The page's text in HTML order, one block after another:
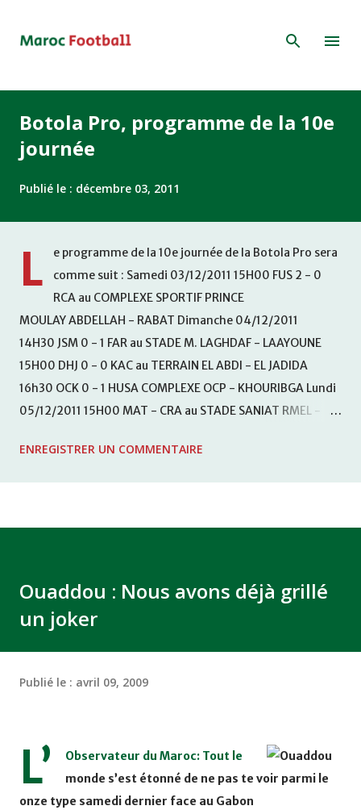
Botola Pro, programme de la 10e
journée
Publié le : décembre 03, 2011
L
e programme de la 10e journée de la Botola Pro sera
comme suit : Samedi 03/12/2011 15H00 FUS 2 - 0
RCA au COMPLEXE SPORTIF PRINCE
MOULAY ABDELLAH - RABAT Dimanche 04/12/2011
14H30 JSM 0 - 1 FAR au STADE M. LAGHDAF - LAAYOUNE
15H00 DHJ 0 - 0 KAC au TERRAIN EL ABDI - EL JADIDA
16h30 OCK 0 - 1 HUSA COMPLEXE OCP - KHOURIBGA Lundi
05/12/2011 15H00 MAT - CRA au STADE SANIAT RMEL -
KHEMISET Mardi 06/12/2011 15H00 WAF - OCS au
ENREGISTRER UN COMMENTAIRE
Ouaddou : Nous avons déjà grillé
un joker
Publié le : avril 09, 2009
L’
Observateur du Maroc: Tout le
monde s’est étonné de ne pas te voir parmi le
onze type samedi dernier face au Gabon